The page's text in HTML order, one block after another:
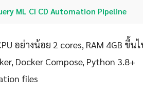
ML CI CD Automation Pipeline
อย่างน้อย 2 cores, RAM 4GB ขึ้นไ
Docker Compose, Python 3.8+
files